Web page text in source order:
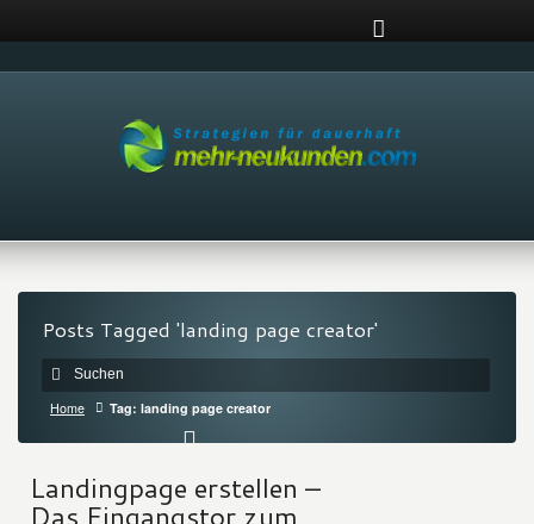
Posts Tagged 'landing page creator'
Home Tag: landing page creator
Landingpage erstellen –
Das Eingangstor zum